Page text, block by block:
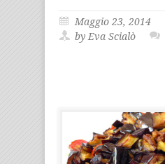
Maggio 23, 2014
by Eva Scialò